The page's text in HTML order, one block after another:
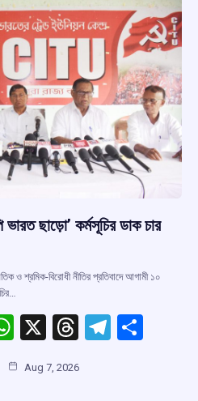
ছাড়ো’ কর্মসূচির ডাক চার
ও শ্রমিক-বিরোধী নীতির প্রতিবাদে আগামী ১০
W
h
at
X
T
e
T
Aug 7, 2026